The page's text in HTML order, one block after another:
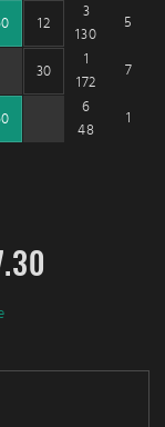
12
3
130
5
30
1
172
7
6
48
1